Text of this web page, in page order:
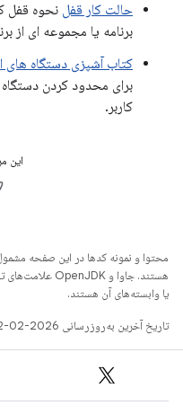
حالت کار قفل نحوه قفل
برنامه یا مجموعه ای از
کتاب آشپزی دستگاه
برای محدود کردن
کاربر.
این
محتوا و نمونه کدها در این صفحه
یا وابسته‌های آن هستند.
تاریخ آخرین به‌روزرسانی 2026-02-22 به‌وقت ساعت هماهنگ جهانی.